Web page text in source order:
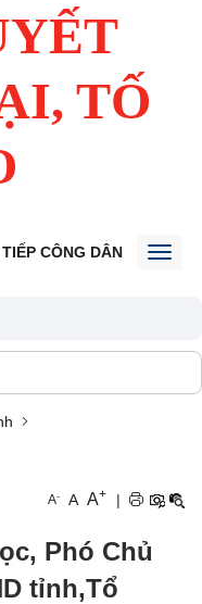
TỐ
CÔNG DÂN TIN
A- A A+ |
Phó Chủ
tỉnh,Tổ